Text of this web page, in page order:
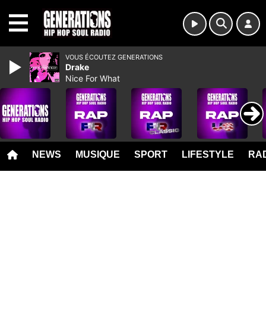
NEWS MUSIQUE SPORT LIFESTYLE
VOUS ÉCOUTEZ GENERATIONS
Drake
Nice For What